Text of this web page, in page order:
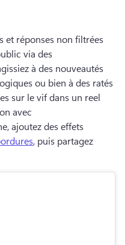
et réponses non filtrées
via des
à des nouveautés
ou bien à des ratés
sur le vif dans un reel
avec
ajoutez des effets
, puis partagez